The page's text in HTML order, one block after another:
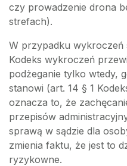
czy prowadzenie drona
strefach).
W przypadku wykroczeń
Kodeks wykroczeń
podżeganie tylko wtedy,
stanowi (art. 14 § 1
oznacza to, że
przepisów
sprawą w sądzie dla
zmienia faktu, że jest to
ryzykowne.